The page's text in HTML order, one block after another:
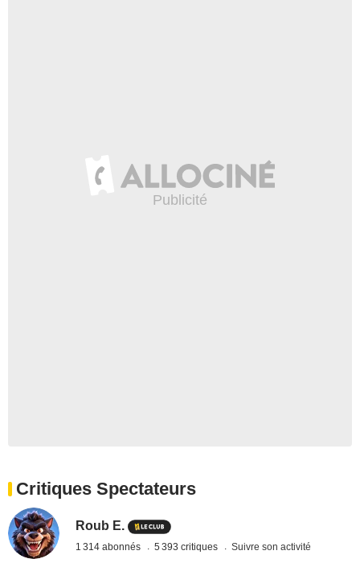
Critiques Spectateurs
Roub E.
1 314 abonnés 5 393 critiques Suivre son activité